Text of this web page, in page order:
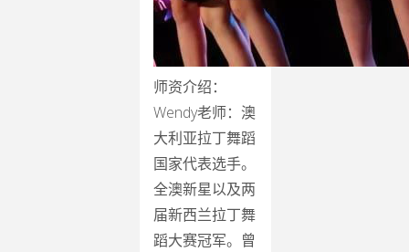
师资介绍：
Wendy老师：澳
大利亚拉丁舞蹈
国家代表选手。
全澳新星以及两
届新西兰拉丁舞
蹈大赛冠军。曾